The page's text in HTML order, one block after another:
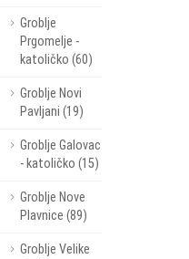
Groblje
Prgomelje -
katoličko (60)
Groblje Novi
Pavljani (19)
Groblje Galovac
- katoličko (15)
Groblje Nove
Plavnice (89)
Groblje Velike